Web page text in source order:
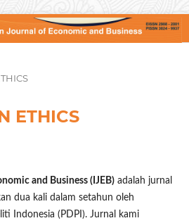
ETHICS
and Business (IJEB)adalah jurnal
dua kali dalam setahun oleh
Indonesia (PDPI). Jurnal kami